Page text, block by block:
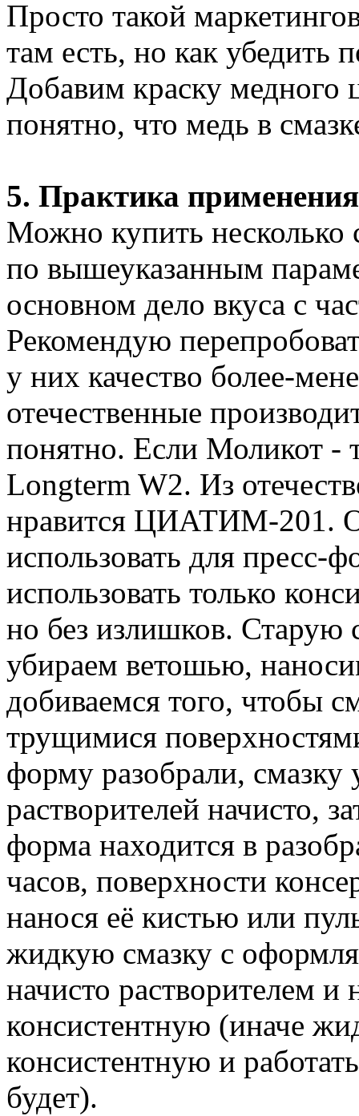
Просто такой
там есть, но как убедить
Добавим краску медного
понятно, что медь в
5. Практика
Можно купить несколько
по вышеуказанным
основном дело вкуса с
Рекомендую
у них качество более-
отечественные
понятно. Если Моликот -
Longterm W2. Из
нравится ЦИАТИМ-201.
использовать для пресс-
использовать только
но без излишков. Старую
убираем ветошью,
добиваемся того, чтобы
трущимися
форму разобрали,
растворителей начисто,
форма находится в
часов, поверхности
нанося её кистью или
жидкую смазку с
начисто растворителем
консистентную (иначе
консистентную и
будет).